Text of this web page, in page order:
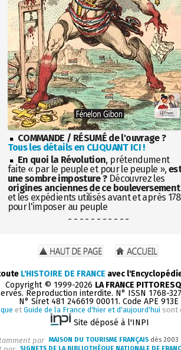
COMMANDE / RÉSUMÉ de l'ouvrage ?
Tous les détails en CLIQUANT ICI !
En quoi la Révolution, prétendument
faite « par le peuple et pour le peuple »,
une sombre imposture ?Découvrez les
origines anciennes de ce bouleversement
et les expédients utilisés avant et après
pour l'imposer au peuple
- - - - - - - - - - -
L'HISTOIRE DE FRANCE avec
Copyright © 1999-2026 LA FRANCE
Reproduction interdite. N° ISSN 1768-
N° Siret 481 246619 00011. Code APE 913E
et Guide de la France d'hier et d'aujourd'hui sont
Site déposé à l'INPI
par MAISON DU TOURISME FRANÇAIS dès